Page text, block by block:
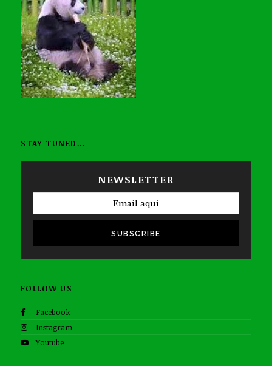
STAY TUNED…
NEWSLETTER
SUBSCRIBE
FOLLOW US
Facebook
Instagram
Youtube